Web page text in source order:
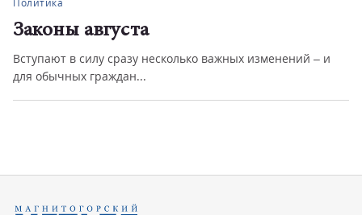
Политика
Законы августа
Вступают в силу сразу несколько важных изменений – и
для обычных граждан...